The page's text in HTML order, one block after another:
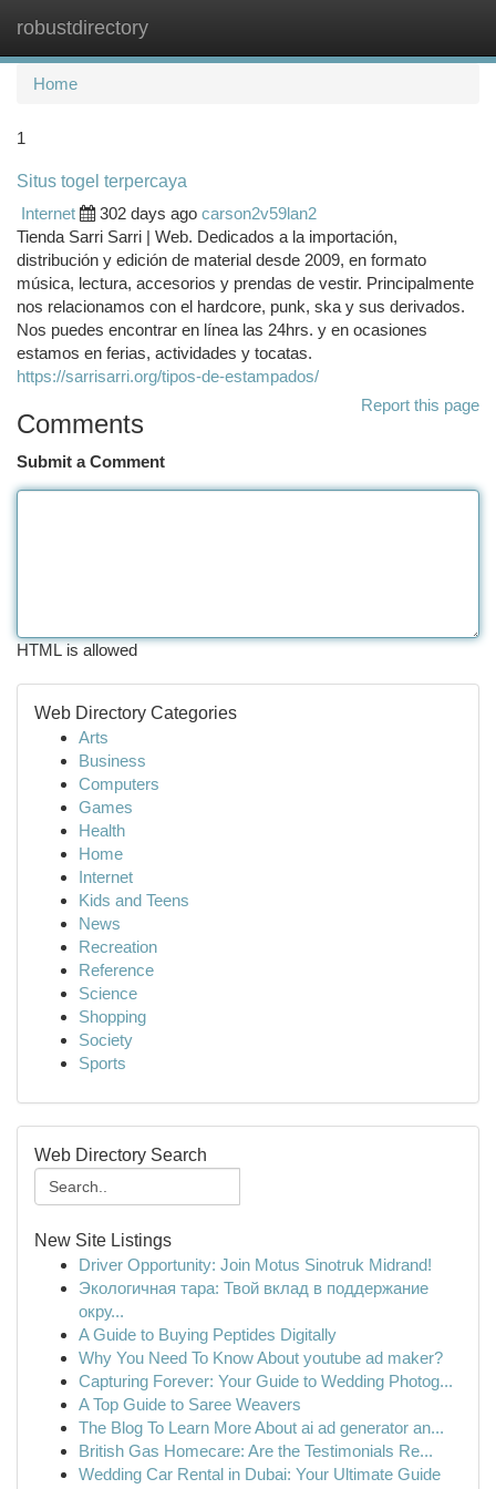
robustdirectory
Home
1
Situs togel terpercaya
Internet
302 days ago carson2v59lan2
Tienda Sarri Sarri | Web. Dedicados a la importación,
distribución y edición de material desde 2009, en formato
música, lectura, accesorios y prendas de vestir. Principalmente
nos relacionamos con el hardcore, punk, ska y sus derivados.
Nos puedes encontrar en línea las 24hrs. y en ocasiones
estamos en ferias, actividades y tocatas.
https://sarrisarri.org/tipos-de-estampados/
Report this page
Comments
Submit a Comment
HTML is allowed
Web Directory Categories
Arts
Business
Computers
Games
Health
Home
Internet
Kids and Teens
News
Recreation
Reference
Science
Shopping
Society
Sports
Web Directory Search
New Site Listings
Driver Opportunity: Join Motus Sinotruk Midrand!
Экологичная тара: Твой вклад в поддержание
окру...
A Guide to Buying Peptides Digitally
Why You Need To Know About youtube ad maker?
Capturing Forever: Your Guide to Wedding Photog...
A Top Guide to Saree Weavers
The Blog To Learn More About ai ad generator an...
British Gas Homecare: Are the Testimonials Re...
Wedding Car Rental in Dubai: Your Ultimate Guide